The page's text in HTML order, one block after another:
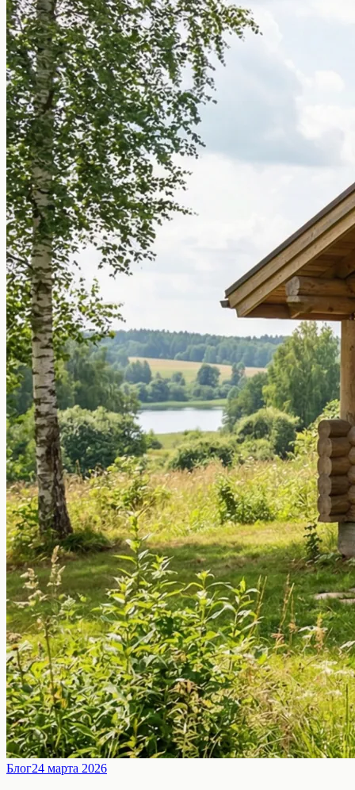
Блог24 марта 2026